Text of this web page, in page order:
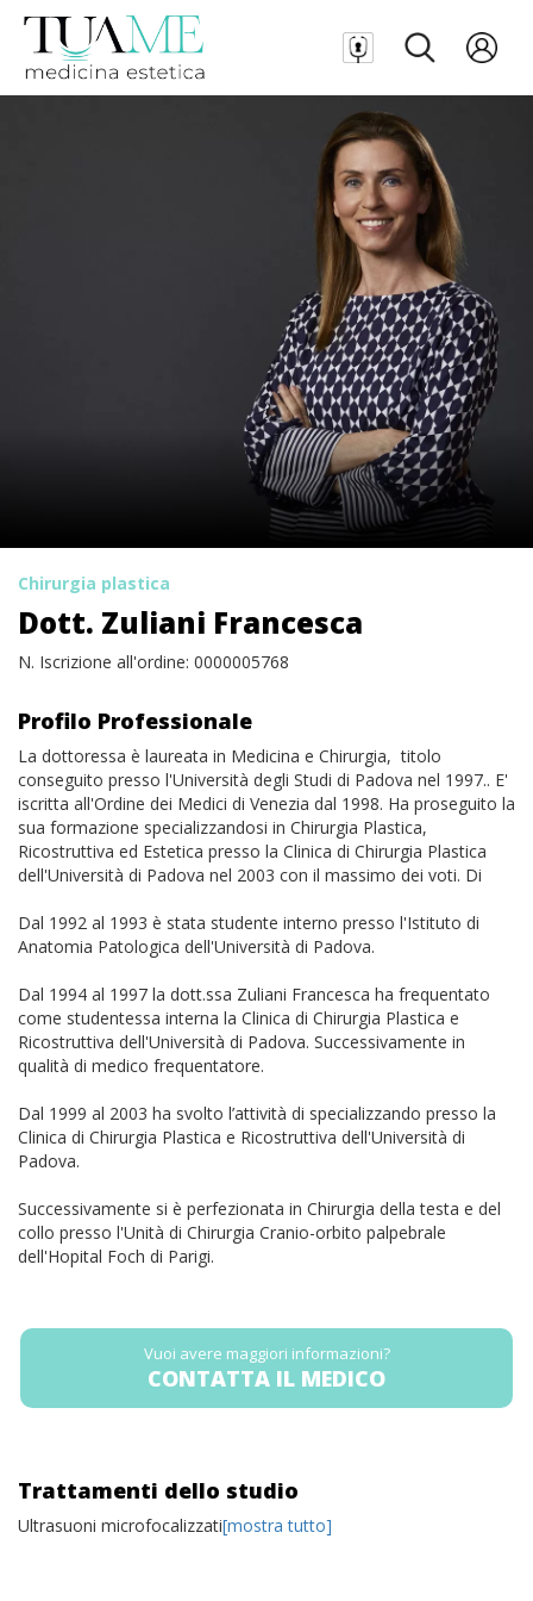
Chirurgia plastica
Dott. Zuliani Francesca
N. Iscrizione all'ordine: 0000005768
Profilo Professionale
La dottoressa è laureata in Medicina e Chirurgia, titolo
conseguito presso l'Università degli Studi di Padova nel 1997.. E'
iscritta all'Ordine dei Medici di Venezia dal 1998. Ha proseguito la
sua formazione specializzandosi in Chirurgia Plastica,
Ricostruttiva ed Estetica presso la Clinica di Chirurgia Plastica
dell'Università di Padova nel 2003 con il massimo dei voti. Di
Dal 1992 al 1993 è stata studente interno presso l'Istituto di
Anatomia Patologica dell'Università di Padova.
Dal 1994 al 1997 la dott.ssa Zuliani Francesca ha frequentato
come studentessa interna la Clinica di Chirurgia Plastica e
Ricostruttiva dell'Università di Padova. Successivamente in
qualità di medico frequentatore.
Dal 1999 al 2003 ha svolto l’attività di specializzando presso la
Clinica di Chirurgia Plastica e Ricostruttiva dell'Università di
Padova.
Successivamente si è perfezionata in Chirurgia della testa e del
collo presso l'Unità di Chirurgia Cranio-orbito palpebrale
dell'Hopital Foch di Parigi.
Vuoi avere maggiori informazioni?
CONTATTA IL MEDICO
Trattamenti dello studio
Ultrasuoni microfocalizzati[mostra tutto]